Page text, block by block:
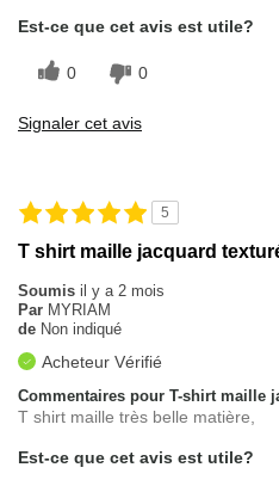
Est-ce que cet avis est utile?
0 0
Signaler cet avis
5
T shirt maille jacquard
Soumis il y a 2 mois
Par MYRIAM
de Non indiqué
Acheteur Vérifié
Commentaires pour T-shirt maille
T shirt maille très belle matière,
Est-ce que cet avis est utile?